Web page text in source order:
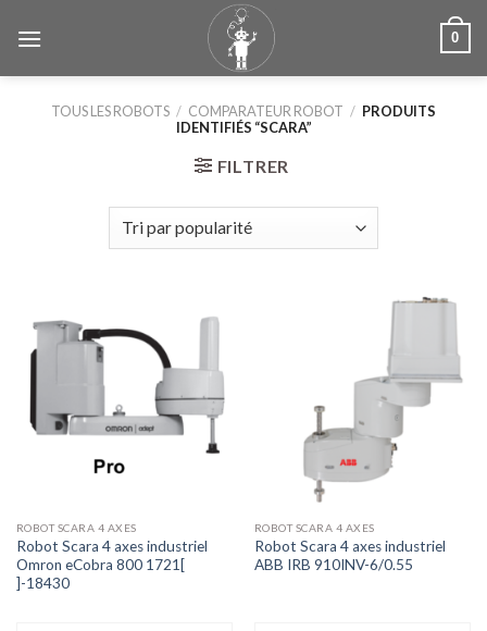
0
TOUS LES ROBOTS / COMPARATEUR ROBOT / PRODUITS
IDENTIFIÉS “SCARA”
FILTRER
ROBOT SCARA 4 AXES
Robot Scara 4 axes industriel
Omron eCobra 800 1721[
]-18430
ROBOT SCARA 4 AXES
Robot Scara 4 axes industriel
ABB IRB 910INV-6/0.55